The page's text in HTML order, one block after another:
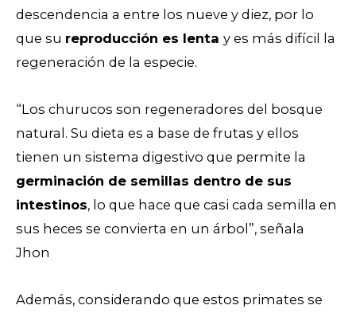
descendencia a entre los nueve y diez, por lo
que su reproducción es lenta y es más difícil la
regeneración de la especie.
“Los churucos son regeneradores del bosque
natural. Su dieta es a base de frutas y ellos
tienen un sistema digestivo que permite la
germinación de semillas dentro de sus
intestinos, lo que hace que casi cada semilla en
sus heces se convierta en un árbol”, señala
Jhon
Además, considerando que estos primates se